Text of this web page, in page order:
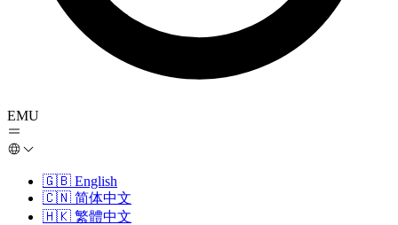
EMU
🇬🇧 English
🇨🇳 简体中文
🇭🇰 繁體中文